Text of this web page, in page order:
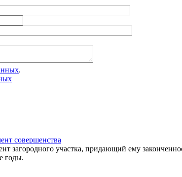
.
совершенства
загородного участка, придающий ему
годы.